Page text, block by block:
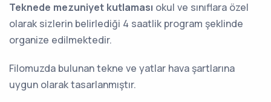
Teknede mezuniyet kutlaması okul ve sınıflara özel
olarak sizlerin belirlediği 4 saatlik program şeklinde
organize edilmektedir.
Filomuzda bulunan tekne ve yatlar hava şartlarına
uygun olarak tasarlanmıştır.